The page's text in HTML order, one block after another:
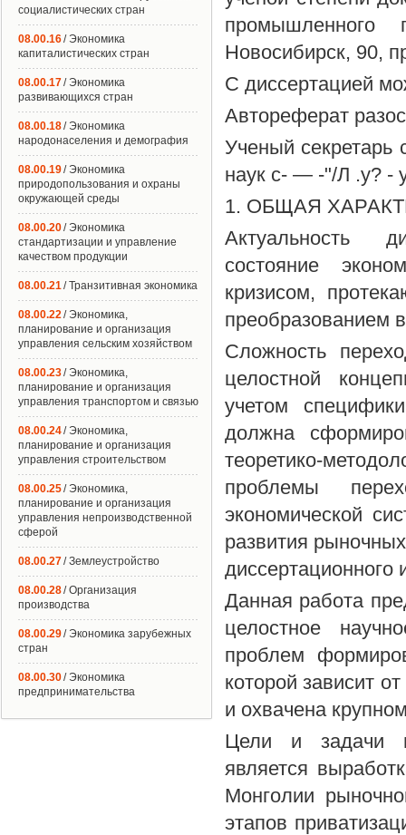
Новосибирск, 90,
С диссертацией
Автореферат
Ученый секретарь
наук с- — -"/Л .у? -
1. ОБЩАЯ
Актуальность
состояние
кризисом,
преобразованием
Сложность
целостной
учетом
должна
теоретико-
проблемы
экономической
развития
диссертационного
Данная работа
целостное
проблем
которой зависит
и охвачена
Цели и задачи
является
Монголии
этапов
социалистических стран
08.00.16/ Экономика
капиталистических стран
08.00.17/ Экономика
развивающихся стран
08.00.18/ Экономика
народонаселения и демография
08.00.19/ Экономика
природопользования и охраны
окружающей среды
08.00.20/ Экономика
стандартизации и управление
качеством продукции
08.00.21/ Транзитивная экономика
08.00.22/ Экономика,
планирование и организация
управления сельским хозяйством
08.00.23/ Экономика,
планирование и организация
управления транспортом и связью
08.00.24/ Экономика,
планирование и организация
управления строительством
08.00.25/ Экономика,
планирование и организация
управления непроизводственной
сферой
08.00.27/ Землеустройство
08.00.28/ Организация
производства
08.00.29/ Экономика зарубежных
стран
08.00.30/ Экономика
предпринимательства